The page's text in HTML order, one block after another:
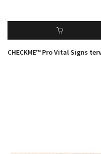
CHECKME™ Pro Vital Signs